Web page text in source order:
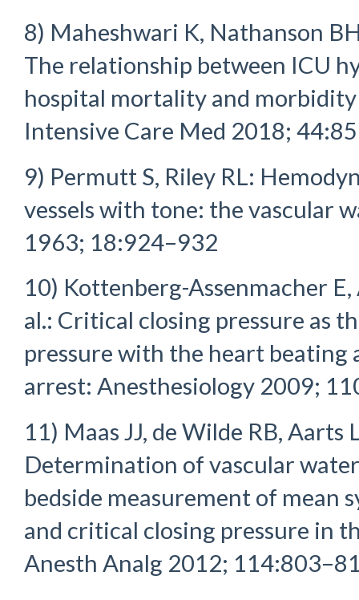
8) Maheshwari K, Nathanson
The relationship between ICU
hospital mortality and
Intensive Care Med 2018;
9) Permutt S, Riley RL:
vessels with tone: the vascular
1963; 18:924–932
10) Kottenberg-Assenmacher
al.: Critical closing pressure as
pressure with the heart
arrest: Anesthesiology 2009;
11) Maas JJ, de Wilde RB, Aarts
Determination of vascular
bedside measurement of mean
and critical closing pressure in
Anesth Analg 2012;